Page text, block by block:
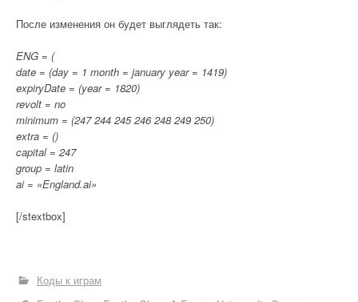
После изменения он будет выглядеть так:
ENG = (
date = (day = 1 month = january year = 1419)
expiryDate = (year = 1820)
revolt = no
minimum = (247 244 245 246 248 249 250)
extra = ()
capital = 247
group = latin
ai = «England.ai»
[/stextbox]
Коды к играм